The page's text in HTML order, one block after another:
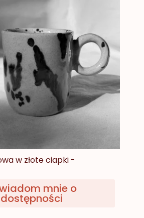
w złote ciapki -
mnie o
dostępności